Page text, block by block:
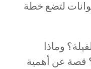
لتضع خطة
وماذا
قصة عن أهمية